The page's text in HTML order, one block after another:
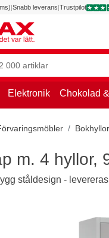
|Snabb leverans|Trustpilot
Elektronik Chokolad
m. 4 hyllor,
ståldesign -